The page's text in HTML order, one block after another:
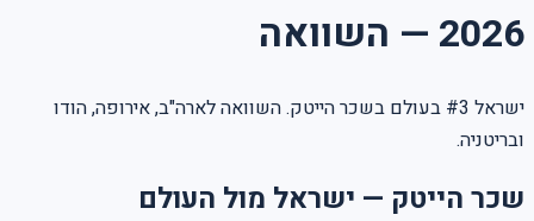
2026 — השוואה
ישראל #3 בעולם בשכר הייטק. השוואה לארה"ב, אירופה, הודו
ובריטניה.
שכר הייטק — ישראל מול העולם